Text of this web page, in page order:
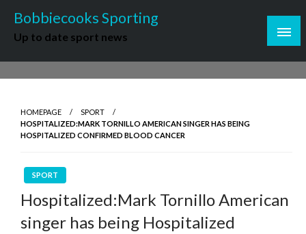
content
Bobbiecooks Sporting
Up to date sport news
HOMEPAGE
SPORT
HOSPITALIZED:MARK TORNILLO AMERICAN SINGER HAS BEING
HOSPITALIZED CONFIRMED BLOOD CANCER
SPORT
Hospitalized:Mark Tornillo American
singer has being Hospitalized